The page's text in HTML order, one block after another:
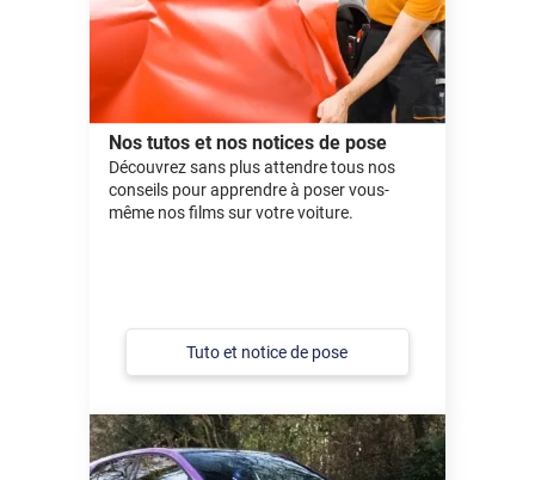
Nos tutos et nos notices de pose
Découvrez sans plus attendre tous nos
conseils pour apprendre à poser vous-
même nos films sur votre voiture.
Tuto et notice de pose